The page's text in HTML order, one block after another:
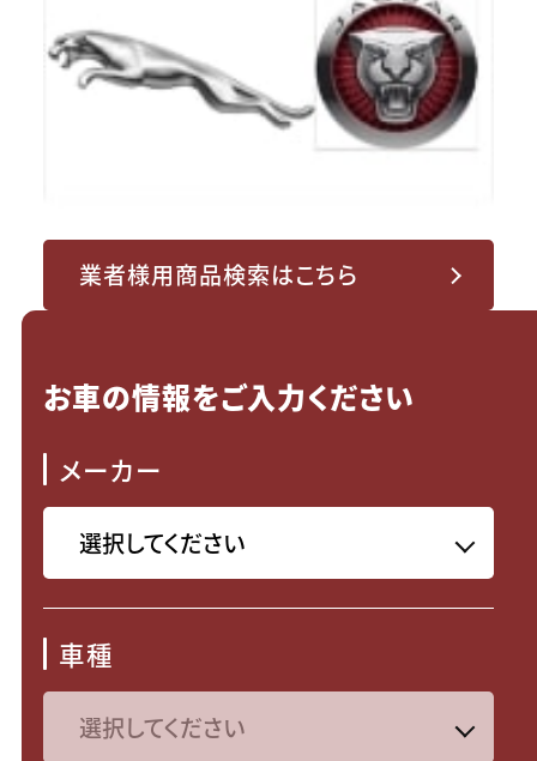
業者様用商品検索はこちら
お車の情報をご入力ください
メーカー
車種